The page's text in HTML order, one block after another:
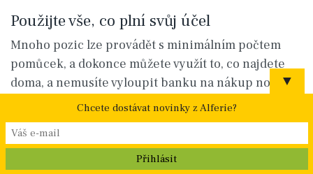
Použijte vše, co plní svůj účel
Mnoho pozic lze provádět s minimálním počtem
pomůcek, a dokonce můžete využít to, co najdete
doma, a nemusíte vyloupit banku na nákup nových
věcí. Čalouněné polštáře z pohovky poslouží jako
bolstery a kravata skvěle nahradí jógový popruh.
Knihy se promění v podpůrné bločky, utěrka v
„polštářek na oči“ a běžné prostěradlo či ručník v
▼
Chcete dostávat novinky z Alferie?